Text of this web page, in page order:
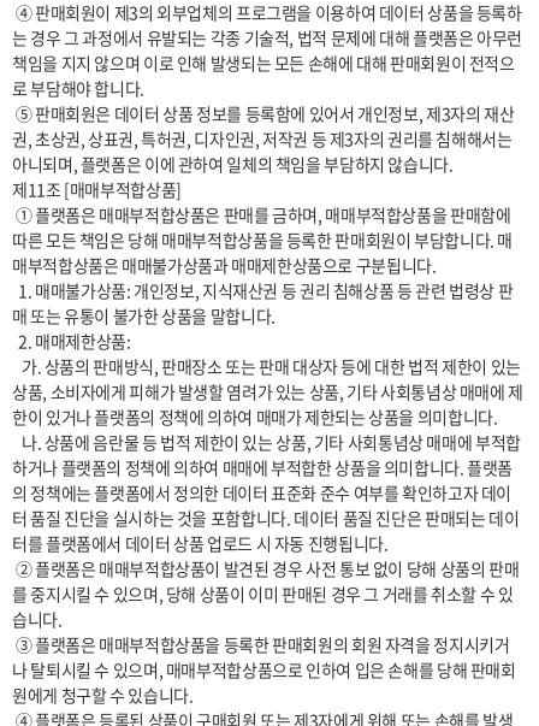
는 경우 그 과정에서 유발되는 각종 기술적, 법적 문제에 대해 플랫폼은 아무런
책임을 지지 않으며 이로 인해 발생되는 모든 손해에 대해 판매회원이 전적으
로 부담해야 합니다.
권, 초상권, 상표권, 특허권, 디자인권, 저작권 등 제3자의 권리를 침해해서는
아니되며, 플랫폼은 이에 관하여 일체의 책임을 부담하지 않습니다.
제11조 [매매부적합상품]
따른 모든 책임은 당해 매매부적합상품을 등록한 판매회원이 부담합니다. 매
매부적합상품은 매매불가상품과 매매제한상품으로 구분됩니다.
매 또는 유통이 불가한 상품을 말합니다.
  2. 매매제한상품:
상품, 소비자에게 피해가 발생할 염려가 있는 상품, 기타 사회통념상 매매에 제
한이 있거나 플랫폼의 정책에 의하여 매매가 제한되는 상품을 의미합니다.
하거나 플랫폼의 정책에 의하여 매매에 부적합한 상품을 의미합니다. 플랫폼
의 정책에는 플랫폼에서 정의한 데이터 표준화 준수 여부를 확인하고자 데이
터 품질 진단을 실시하는 것을 포함합니다. 데이터 품질 진단은 판매되는 데이
터를 플랫폼에서 데이터 상품 업로드 시 자동 진행됩니다.
를 중지시킬 수 있으며, 당해 상품이 이미 판매된 경우 그 거래를 취소할 수 있
습니다.
나 탈퇴시킬 수 있으며, 매매부적합상품으로 인하여 입은 손해를 당해 판매회
원에게 청구할 수 있습니다.